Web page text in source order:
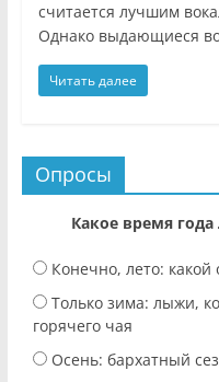
считается лучшим
Однако выдающиеся
Читать далее
Опросы
Какое время
Конечно, лето: какой
Только зима: лыжи,
горячего чая
Осень: бархатный